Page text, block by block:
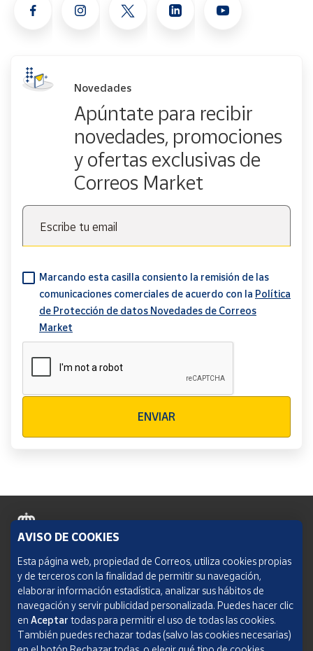
Novedades
Apúntate para recibir
novedades, promociones
y ofertas exclusivas de
Correos Market
Escribe tu email
Marcando esta casilla consiento la remisión de las
comunicaciones comerciales de acuerdo con la Política
de Protección de datos Novedades de Correos
Market
ENVIAR
Política de cookies
Aviso legal
Condiciones del servicio
Política de Privacidad Web
AVISO DE COOKIES
Esta página web, propiedad de Correos, utiliza cookies propias
y de terceros con la finalidad de permitir su navegación,
elaborar información estadística, analizar sus hábitos de
navegación y servir publicidad personalizada. Puedes hacer clic
en Aceptar todas para permitir el uso de todas las cookies.
También puedes rechazar todas (salvo las cookies necesarias)